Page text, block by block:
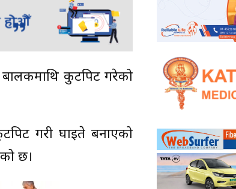
बालकमाथि कुटपिट गरेको
गरी घाइते बनाएको
छ।